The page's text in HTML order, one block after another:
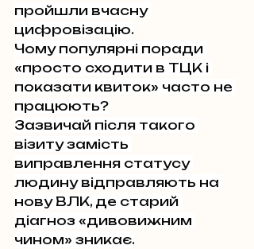
пройшли вчасну
цифровізацію.
Чому популярні поради
«просто сходити в ТЦК і
показати квиток» часто не
працюють?
Зазвичай після такого
візиту замість
виправлення статусу
людину відправляють на
нову ВЛК, де старий
діагноз «дивовижним
чином» зникає.